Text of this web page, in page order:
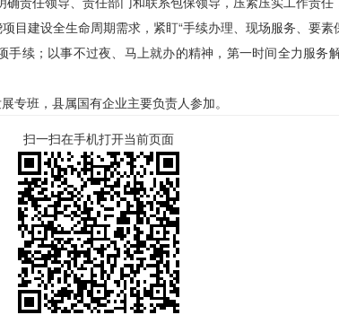
建设全生命周期需求，紧盯“手续办理、现场服务、要
续；以事不过夜、马上就办的精神，第一时间全力服务
专班，县属国有企业主要负责人参加。
扫一扫在手机打开当前页面